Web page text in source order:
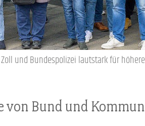
Landesjugendbünde
Ideencampus
Parlamentarisches
Akademie
Verlag
und Bundespolizei lautstark für
Bund und